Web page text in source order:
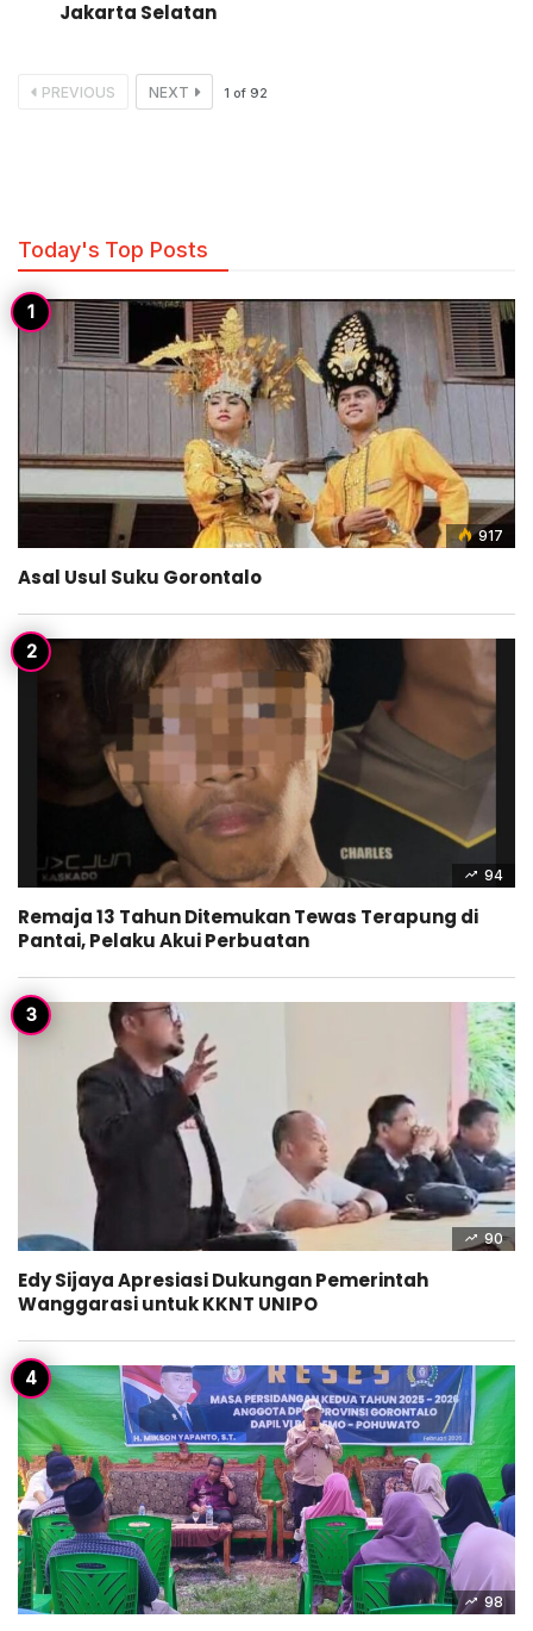
Jakarta Selatan
PREVIOUS NEXT 1 of 92
Today's Top Posts
917
Asal Usul Suku Gorontalo
94
Remaja 13 Tahun Ditemukan Tewas Terapung di
Pantai, Pelaku Akui Perbuatan
90
Edy Sijaya Apresiasi Dukungan Pemerintah
Wanggarasi untuk KKNT UNIPO
98